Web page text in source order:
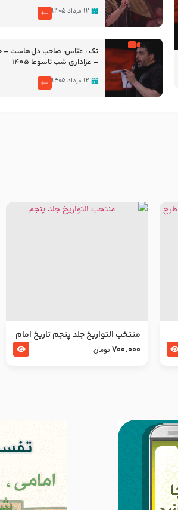
۱۲ مرداد ۱۴۰۵
تک ، عبّاس، صاحب دل‌هاست –
– عزاداری شب تاسوعا 1405
۱۲ مرداد ۱۴۰۵
منتخب التواریخ جلد پنجم تاریخ امام
جعفر صادق و امام موسی بن جعفر
700.000 تومان